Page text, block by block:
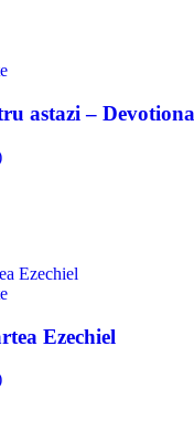
astazi –
Ezechiel